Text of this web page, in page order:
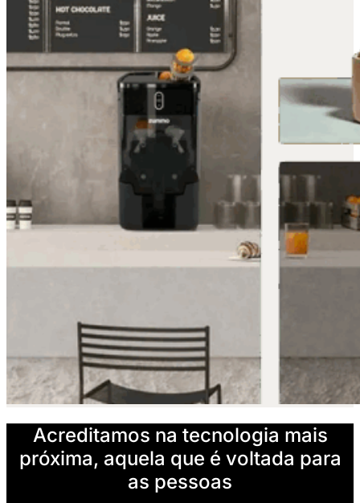
Acreditamos na tecnologia mais
próxima, aquela que é voltada para
as pessoas